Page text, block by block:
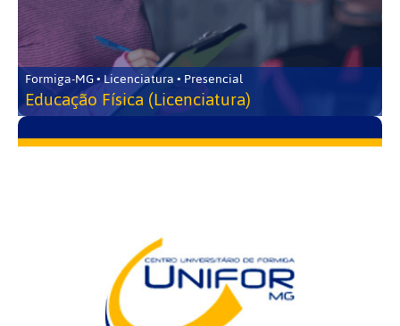
Formiga-MG • Licenciatura • Presencial
Educação Física (Licenciatura)